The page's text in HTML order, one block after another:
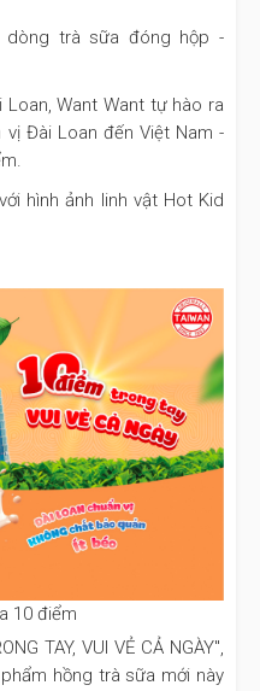
dòng trà sữa đóng hộp -
Want Want tự hào ra
Đài Loan đến Việt Nam -
hình ảnh linh vật Hot Kid
10 điểm
TAY, VUI VẺ CẢ NGÀY",
hồng trà sữa mới này